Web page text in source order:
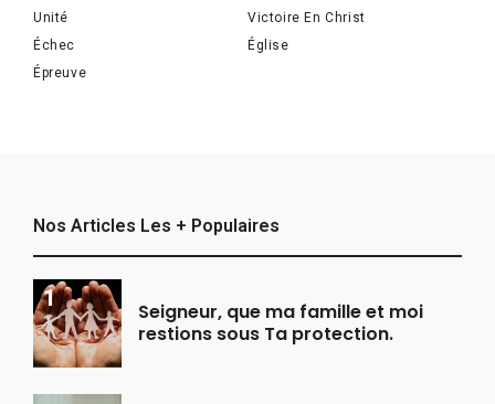
Unité
Victoire En Christ
Échec
Église
Épreuve
Nos Articles Les + Populaires
Seigneur, que ma famille et moi
restions sous Ta protection.